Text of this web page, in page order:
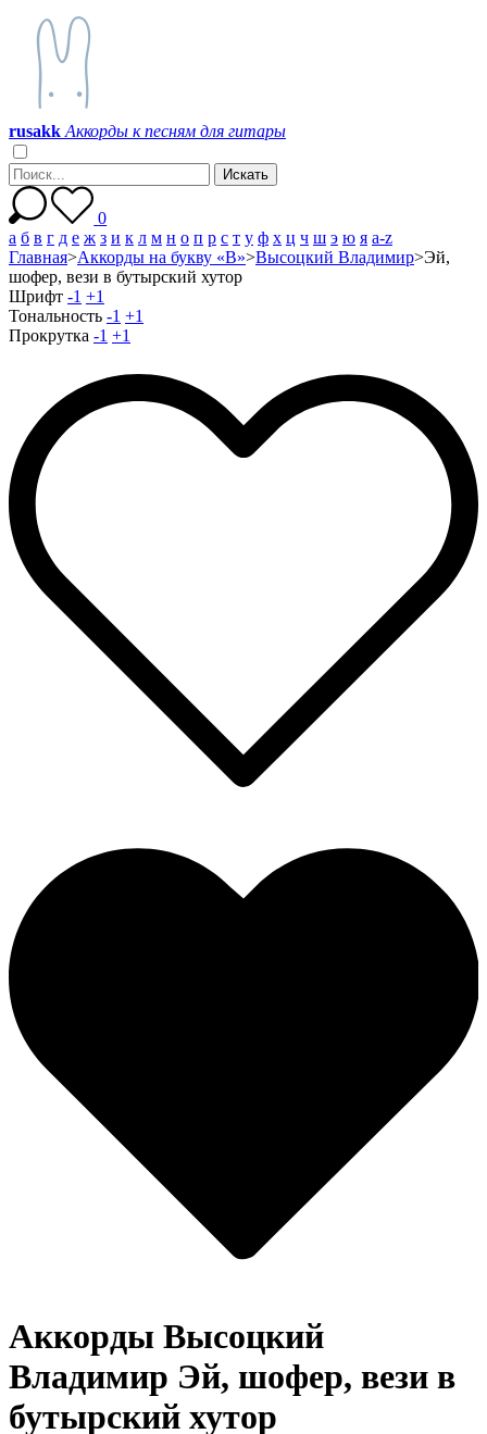
rusakk Аккорды к песням для гитары
0
а б в г д е ж з и к л м н о п р с т у ф х ц ч ш э ю я a-z
Главная>Аккорды на букву «В»>Высоцкий Владимир>Эй,
шофер, вези в бутырский хутор
Шрифт -1 +1
Тональность -1 +1
Прокрутка -1 +1
Аккорды Высоцкий
Владимир Эй, шофер, вези в
бутырский хутор